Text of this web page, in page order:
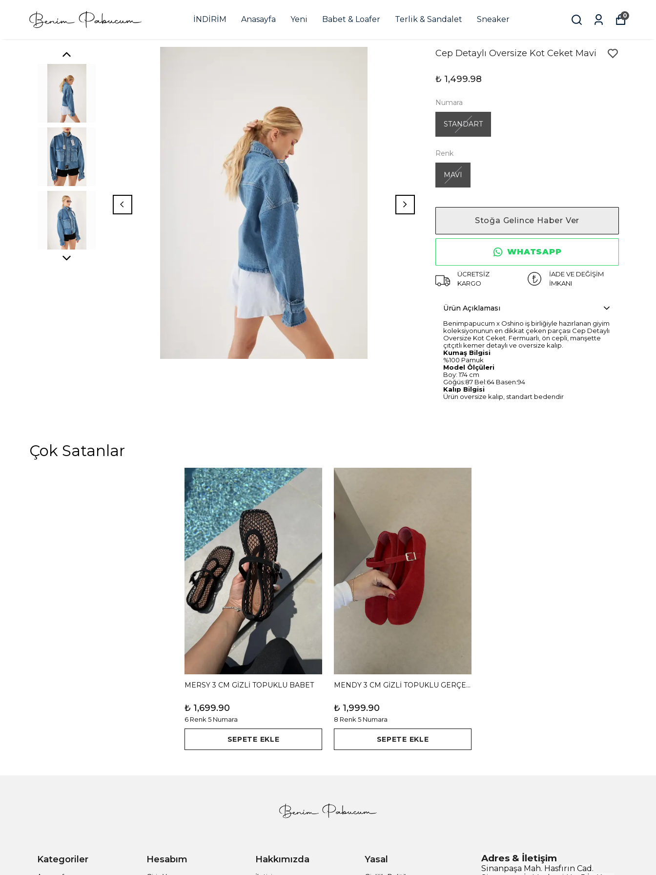
İNDİRİM Anasayfa Yeni Babet & Loafer Terlik & Sandalet Sneaker 0
Cep Detaylı Oversize Kot Ceket Mavi
₺ 1,499.98
Numara
STANDART
Renk
MAVI
Stoğa Gelince Haber Ver
WHATSAPP
ÜCRETSİZ
KARGO
İADE VE DEĞİŞİM
İMKANI
Ürün Açıklaması
Benimpapucum x Oshino iş birliğiyle hazırlanan giyim
koleksiyonunun en dikkat çeken parçası Cep Detaylı
Oversize Kot Ceket. Fermuarlı, ön cepli, manşette
çıtçıtlı kemer detaylı ve oversize kalıp.
Kumaş Bilgisi
%100 Pamuk
Model Ölçüleri
Boy: 174 cm
Göğüs:87 Bel:64 Basen:94
Kalıp Bilgisi
Ürün oversize kalıp, standart bedendir
Çok Satanlar
MERSY 3 CM GİZLİ TOPUKLU BABET
₺ 1,699.90
6 Renk 5 Numara
SEPETE EKLE
MENDY 3 CM GİZLİ TOPUKLU GERÇEK DERİ BABET
₺ 1,999.90
8 Renk 5 Numara
SEPETE EKLE
Kategoriler Hesabım Hakkımızda Yasal Adres & İletişim
Sinanpaşa Mah. Hasfırın Cad.